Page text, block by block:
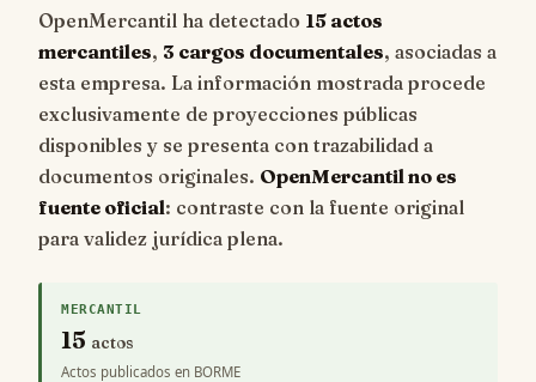
OpenMercantil ha detectado 15 actos
mercantiles, 3 cargos documentales, asociadas a
esta empresa. La información mostrada procede
exclusivamente de proyecciones públicas
disponibles y se presenta con trazabilidad a
documentos originales. OpenMercantil no es
fuente oficial: contraste con la fuente original
para validez jurídica plena.
MERCANTIL
15 actos
Actos publicados en BORME